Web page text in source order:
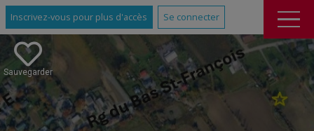
Inscrivez-vous pour plus d'accès Se connecter
Sauvegarder